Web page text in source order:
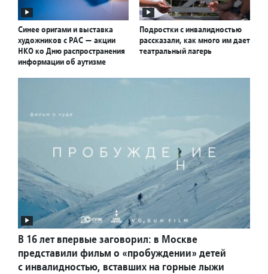
Синее оригами и выставка
художников с РАС — акции
НКО ко Дню распространения
информации об аутизме
Подростки с инвалидностью
рассказали, как много им дает
театральный лагерь
В 16 лет впервые заговорил: в Москве
представили фильм о «пробуждении» детей
с инвалидностью, вставших на горные лыжи